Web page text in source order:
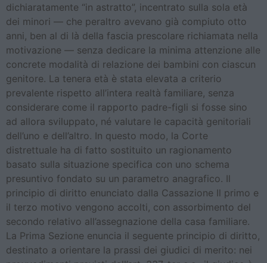
dichiaratamente “in astratto”, incentrato sulla sola età
dei minori — che peraltro avevano già compiuto otto
anni, ben al di là della fascia prescolare richiamata nella
motivazione — senza dedicare la minima attenzione alle
concrete modalità di relazione dei bambini con ciascun
genitore. La tenera età è stata elevata a criterio
prevalente rispetto all’intera realtà familiare, senza
considerare come il rapporto padre-figli si fosse sino
ad allora sviluppato, né valutare le capacità genitoriali
dell’uno e dell’altro. In questo modo, la Corte
distrettuale ha di fatto sostituito un ragionamento
basato sulla situazione specifica con uno schema
presuntivo fondato su un parametro anagrafico. Il
principio di diritto enunciato dalla Cassazione Il primo e
il terzo motivo vengono accolti, con assorbimento del
secondo relativo all’assegnazione della casa familiare.
La Prima Sezione enuncia il seguente principio di diritto,
destinato a orientare la prassi dei giudici di merito: nei